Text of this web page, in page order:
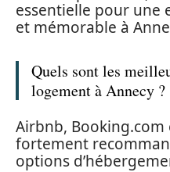
essentielle pour une
et mémorable à
Quels sont les
logement à Annecy ?
Airbnb, Booking.com
fortement
options